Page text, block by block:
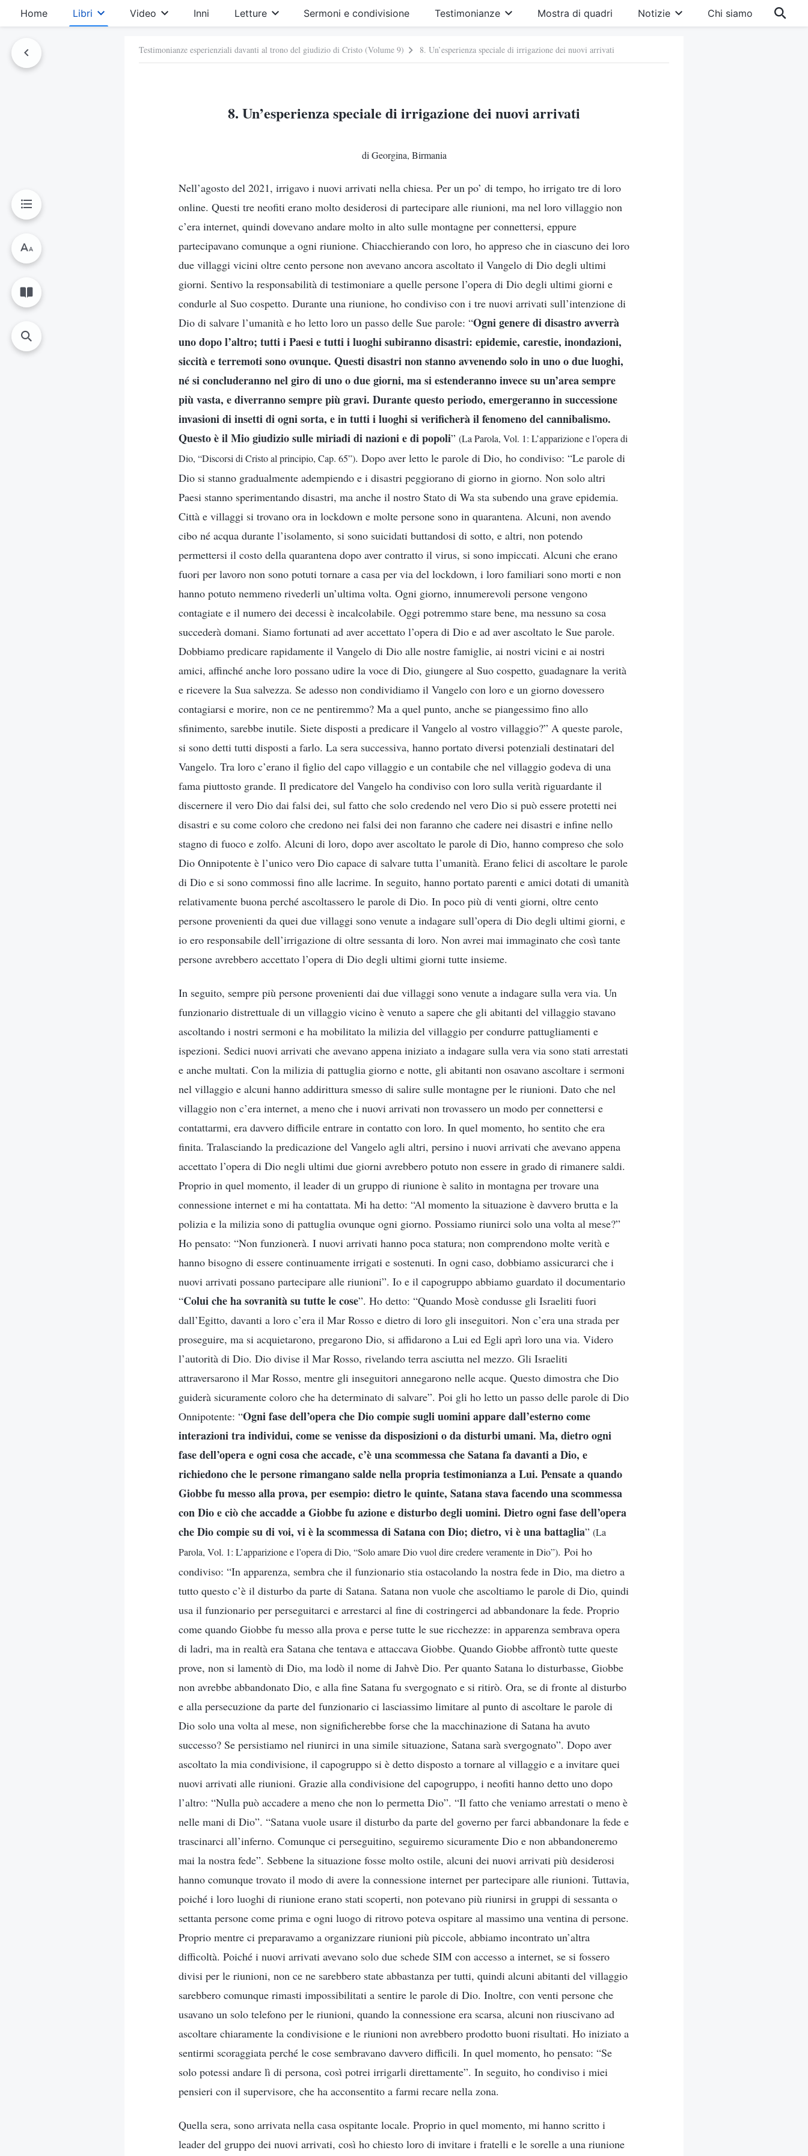
Home Libri Video Inni Letture Sermoni e condivisione Testimonianze Mostra di quadri Notizie Chi siamo
Testimonianze esperienziali davanti al trono del giudizio di Cristo (Volume 9) 8. Un’esperienza speciale di irrigazione dei nuovi arrivati
8. Un’esperienza speciale di irrigazione dei nuovi arrivati
di Georgina, Birmania
Nell’agosto del 2021, irrigavo i nuovi arrivati nella chiesa. Per un po’ di tempo, ho irrigato tre di loro
online. Questi tre neofiti erano molto desiderosi di partecipare alle riunioni, ma nel loro villaggio non
c’era internet, quindi dovevano andare molto in alto sulle montagne per connettersi, eppure
partecipavano comunque a ogni riunione. Chiacchierando con loro, ho appreso che in ciascuno dei loro
due villaggi vicini oltre cento persone non avevano ancora ascoltato il Vangelo di Dio degli ultimi
giorni. Sentivo la responsabilità di testimoniare a quelle persone l’opera di Dio degli ultimi giorni e
condurle al Suo cospetto. Durante una riunione, ho condiviso con i tre nuovi arrivati sull’intenzione di
Dio di salvare l’umanità e ho letto loro un passo delle Sue parole: “Ogni genere di disastro avverrà
uno dopo l’altro; tutti i Paesi e tutti i luoghi subiranno disastri: epidemie, carestie, inondazioni,
siccità e terremoti sono ovunque. Questi disastri non stanno avvenendo solo in uno o due luoghi,
né si concluderanno nel giro di uno o due giorni, ma si estenderanno invece su un’area sempre
più vasta, e diverranno sempre più gravi. Durante questo periodo, emergeranno in successione
invasioni di insetti di ogni sorta, e in tutti i luoghi si verificherà il fenomeno del cannibalismo.
Questo è il Mio giudizio sulle miriadi di nazioni e di popoli” (La Parola, Vol. 1: L’apparizione e l’opera di
Dio, “Discorsi di Cristo al principio, Cap. 65”). Dopo aver letto le parole di Dio, ho condiviso: “Le parole di
Dio si stanno gradualmente adempiendo e i disastri peggiorano di giorno in giorno. Non solo altri
Paesi stanno sperimentando disastri, ma anche il nostro Stato di Wa sta subendo una grave epidemia.
Città e villaggi si trovano ora in lockdown e molte persone sono in quarantena. Alcuni, non avendo
cibo né acqua durante l’isolamento, si sono suicidati buttandosi di sotto, e altri, non potendo
permettersi il costo della quarantena dopo aver contratto il virus, si sono impiccati. Alcuni che erano
fuori per lavoro non sono potuti tornare a casa per via del lockdown, i loro familiari sono morti e non
hanno potuto nemmeno rivederli un’ultima volta. Ogni giorno, innumerevoli persone vengono
contagiate e il numero dei decessi è incalcolabile. Oggi potremmo stare bene, ma nessuno sa cosa
succederà domani. Siamo fortunati ad aver accettato l’opera di Dio e ad aver ascoltato le Sue parole.
Dobbiamo predicare rapidamente il Vangelo di Dio alle nostre famiglie, ai nostri vicini e ai nostri
amici, affinché anche loro possano udire la voce di Dio, giungere al Suo cospetto, guadagnare la verità
e ricevere la Sua salvezza. Se adesso non condividiamo il Vangelo con loro e un giorno dovessero
contagiarsi e morire, non ce ne pentiremmo? Ma a quel punto, anche se piangessimo fino allo
sfinimento, sarebbe inutile. Siete disposti a predicare il Vangelo al vostro villaggio?” A queste parole,
si sono detti tutti disposti a farlo. La sera successiva, hanno portato diversi potenziali destinatari del
Vangelo. Tra loro c’erano il figlio del capo villaggio e un contabile che nel villaggio godeva di una
fama piuttosto grande. Il predicatore del Vangelo ha condiviso con loro sulla verità riguardante il
discernere il vero Dio dai falsi dei, sul fatto che solo credendo nel vero Dio si può essere protetti nei
disastri e su come coloro che credono nei falsi dei non faranno che cadere nei disastri e infine nello
stagno di fuoco e zolfo. Alcuni di loro, dopo aver ascoltato le parole di Dio, hanno compreso che solo
Dio Onnipotente è l’unico vero Dio capace di salvare tutta l’umanità. Erano felici di ascoltare le parole
di Dio e si sono commossi fino alle lacrime. In seguito, hanno portato parenti e amici dotati di umanità
relativamente buona perché ascoltassero le parole di Dio. In poco più di venti giorni, oltre cento
persone provenienti da quei due villaggi sono venute a indagare sull’opera di Dio degli ultimi giorni, e
io ero responsabile dell’irrigazione di oltre sessanta di loro. Non avrei mai immaginato che così tante
persone avrebbero accettato l’opera di Dio degli ultimi giorni tutte insieme.
In seguito, sempre più persone provenienti dai due villaggi sono venute a indagare sulla vera via. Un
funzionario distrettuale di un villaggio vicino è venuto a sapere che gli abitanti del villaggio stavano
ascoltando i nostri sermoni e ha mobilitato la milizia del villaggio per condurre pattugliamenti e
ispezioni. Sedici nuovi arrivati che avevano appena iniziato a indagare sulla vera via sono stati arrestati
e anche multati. Con la milizia di pattuglia giorno e notte, gli abitanti non osavano ascoltare i sermoni
nel villaggio e alcuni hanno addirittura smesso di salire sulle montagne per le riunioni. Dato che nel
villaggio non c’era internet, a meno che i nuovi arrivati non trovassero un modo per connettersi e
contattarmi, era davvero difficile entrare in contatto con loro. In quel momento, ho sentito che era
finita. Tralasciando la predicazione del Vangelo agli altri, persino i nuovi arrivati che avevano appena
accettato l’opera di Dio negli ultimi due giorni avrebbero potuto non essere in grado di rimanere saldi.
Proprio in quel momento, il leader di un gruppo di riunione è salito in montagna per trovare una
connessione internet e mi ha contattata. Mi ha detto: “Al momento la situazione è davvero brutta e la
polizia e la milizia sono di pattuglia ovunque ogni giorno. Possiamo riunirci solo una volta al mese?”
Ho pensato: “Non funzionerà. I nuovi arrivati hanno poca statura; non comprendono molte verità e
hanno bisogno di essere continuamente irrigati e sostenuti. In ogni caso, dobbiamo assicurarci che i
nuovi arrivati possano partecipare alle riunioni”. Io e il capogruppo abbiamo guardato il documentario
“Colui che ha sovranità su tutte le cose”. Ho detto: “Quando Mosè condusse gli Israeliti fuori
dall’Egitto, davanti a loro c’era il Mar Rosso e dietro di loro gli inseguitori. Non c’era una strada per
proseguire, ma si acquietarono, pregarono Dio, si affidarono a Lui ed Egli aprì loro una via. Videro
l’autorità di Dio. Dio divise il Mar Rosso, rivelando terra asciutta nel mezzo. Gli Israeliti
attraversarono il Mar Rosso, mentre gli inseguitori annegarono nelle acque. Questo dimostra che Dio
guiderà sicuramente coloro che ha determinato di salvare”. Poi gli ho letto un passo delle parole di Dio
Onnipotente: “Ogni fase dell’opera che Dio compie sugli uomini appare dall’esterno come
interazioni tra individui, come se venisse da disposizioni o da disturbi umani. Ma, dietro ogni
fase dell’opera e ogni cosa che accade, c’è una scommessa che Satana fa davanti a Dio, e
richiedono che le persone rimangano salde nella propria testimonianza a Lui. Pensate a quando
Giobbe fu messo alla prova, per esempio: dietro le quinte, Satana stava facendo una scommessa
con Dio e ciò che accadde a Giobbe fu azione e disturbo degli uomini. Dietro ogni fase dell’opera
che Dio compie su di voi, vi è la scommessa di Satana con Dio; dietro, vi è una battaglia” (La
Parola, Vol. 1: L’apparizione e l’opera di Dio, “Solo amare Dio vuol dire credere veramente in Dio”). Poi ho
condiviso: “In apparenza, sembra che il funzionario stia ostacolando la nostra fede in Dio, ma dietro a
tutto questo c’è il disturbo da parte di Satana. Satana non vuole che ascoltiamo le parole di Dio, quindi
usa il funzionario per perseguitarci e arrestarci al fine di costringerci ad abbandonare la fede. Proprio
come quando Giobbe fu messo alla prova e perse tutte le sue ricchezze: in apparenza sembrava opera
di ladri, ma in realtà era Satana che tentava e attaccava Giobbe. Quando Giobbe affrontò tutte queste
prove, non si lamentò di Dio, ma lodò il nome di Jahvè Dio. Per quanto Satana lo disturbasse, Giobbe
non avrebbe abbandonato Dio, e alla fine Satana fu svergognato e si ritirò. Ora, se di fronte al disturbo
e alla persecuzione da parte del funzionario ci lasciassimo limitare al punto di ascoltare le parole di
Dio solo una volta al mese, non significherebbe forse che la macchinazione di Satana ha avuto
successo? Se persistiamo nel riunirci in una simile situazione, Satana sarà svergognato”. Dopo aver
ascoltato la mia condivisione, il capogruppo si è detto disposto a tornare al villaggio e a invitare quei
nuovi arrivati alle riunioni. Grazie alla condivisione del capogruppo, i neofiti hanno detto uno dopo
l’altro: “Nulla può accadere a meno che non lo permetta Dio”. “Il fatto che veniamo arrestati o meno è
nelle mani di Dio”. “Satana vuole usare il disturbo da parte del governo per farci abbandonare la fede e
trascinarci all’inferno. Comunque ci perseguitino, seguiremo sicuramente Dio e non abbandoneremo
mai la nostra fede”. Sebbene la situazione fosse molto ostile, alcuni dei nuovi arrivati più desiderosi
hanno comunque trovato il modo di avere la connessione internet per partecipare alle riunioni. Tuttavia,
poiché i loro luoghi di riunione erano stati scoperti, non potevano più riunirsi in gruppi di sessanta o
settanta persone come prima e ogni luogo di ritrovo poteva ospitare al massimo una ventina di persone.
Proprio mentre ci preparavamo a organizzare riunioni più piccole, abbiamo incontrato un’altra
difficoltà. Poiché i nuovi arrivati avevano solo due schede SIM con accesso a internet, se si fossero
divisi per le riunioni, non ce ne sarebbero state abbastanza per tutti, quindi alcuni abitanti del villaggio
sarebbero comunque rimasti impossibilitati a sentire le parole di Dio. Inoltre, con venti persone che
usavano un solo telefono per le riunioni, quando la connessione era scarsa, alcuni non riuscivano ad
ascoltare chiaramente la condivisione e le riunioni non avrebbero prodotto buoni risultati. Ho iniziato a
sentirmi scoraggiata perché le cose sembravano davvero difficili. In quel momento, ho pensato: “Se
solo potessi andare lì di persona, così potrei irrigarli direttamente”. In seguito, ho condiviso i miei
pensieri con il supervisore, che ha acconsentito a farmi recare nella zona.
Quella sera, sono arrivata nella casa ospitante locale. Proprio in quel momento, mi hanno scritto i
leader del gruppo dei nuovi arrivati, così ho chiesto loro di invitare i fratelli e le sorelle a una riunione